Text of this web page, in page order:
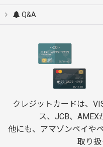
Q&A
クレジットカードは、
ス、JCB、AMEX
他にも、アマゾンペイや
取り扱